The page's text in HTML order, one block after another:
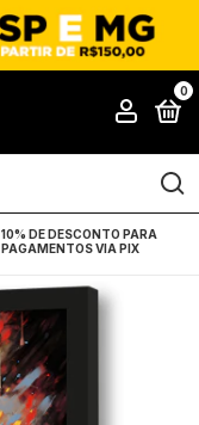
0
10% DE DESCONTO PARA
PAGAMENTOS VIA PIX